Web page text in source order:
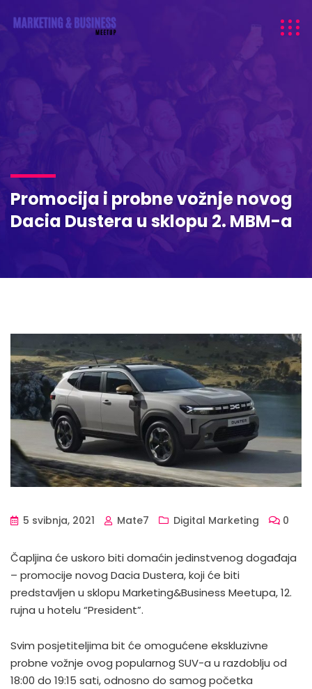
Promocija i probne vožnje novog
Dacia Dustera u sklopu 2. MBM-a
5 svibnja, 2021 Mate7 Digital Marketing 0
Čapljina će uskoro biti domaćin jedinstvenog događaja
– promocije novog Dacia Dustera, koji će biti
predstavljen u sklopu Marketing&Business Meetupa, 12.
rujna u hotelu “President”.
Svim posjetiteljima bit će omogućene ekskluzivne
probne vožnje ovog popularnog SUV-a u razdoblju od
18:00 do 19:15 sati, odnosno do samog početka